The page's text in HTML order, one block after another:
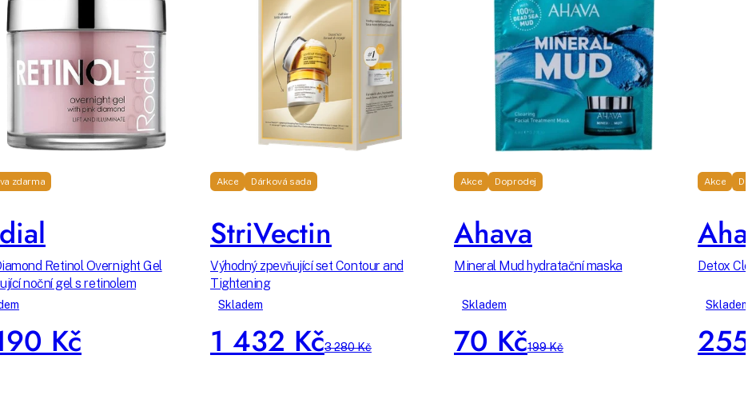
zdarma
Retinol Overnight Gel
noční gel s retinolem
Kč
Akce Dárková sada
StriVectin
Výhodný zpevňující set Contour and
Tightening
Skladem
1 432 Kč3 280 Kč
Akce Doprodej
Ahava
Mineral Mud hydratační maska
Skladem
70 Kč199 Kč
Akce
Detox
Skladem